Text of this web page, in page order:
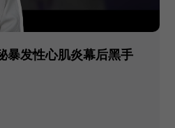
暴发性心肌炎幕后黑手